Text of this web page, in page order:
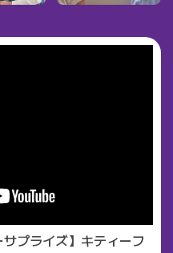
サプライズ】キティーフ